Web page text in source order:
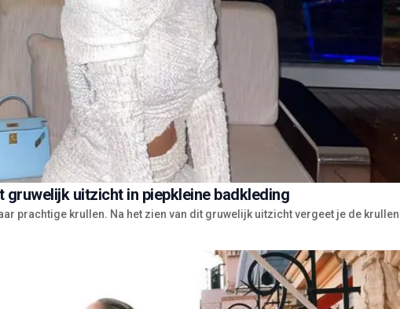
gruwelijk uitzicht in piepkleine badkleding
prachtige krullen. Na het zien van dit gruwelijk uitzicht vergeet je de krullen